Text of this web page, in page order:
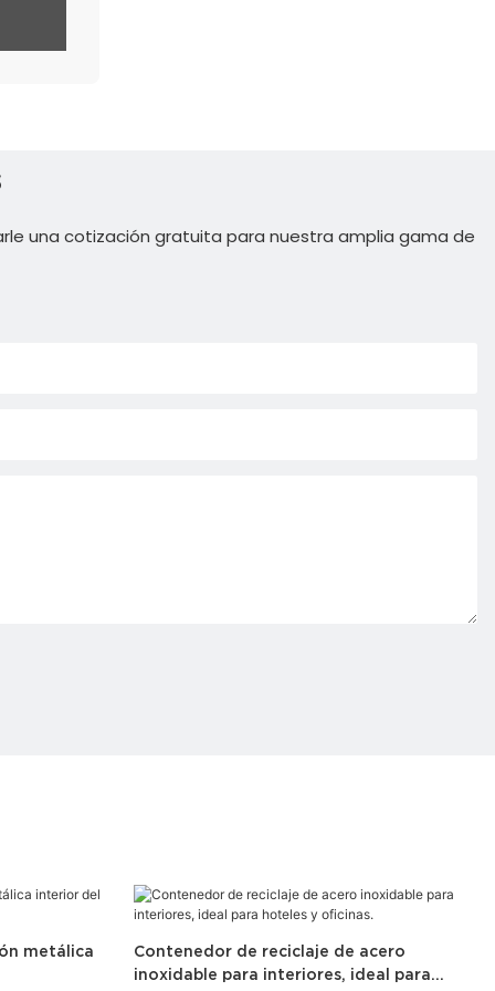
una cotización gratuita para nuestra amplia gama de
metálica
Contenedor de reciclaje de acero
inoxidable para interiores, ideal para